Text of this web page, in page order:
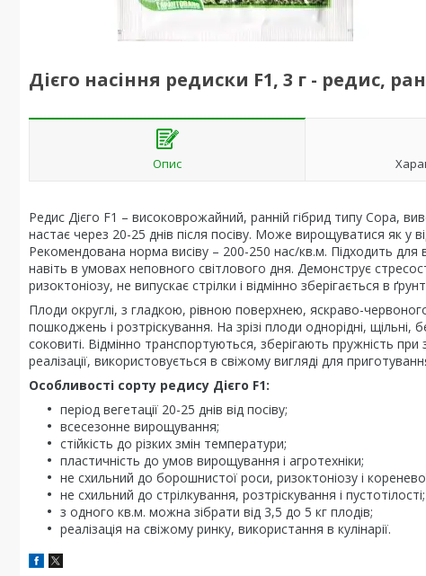
Дієго насіння редиски F1, 3 г - редис,
Опис
Редис Дієго F1 – високоврожайний, ранній гібрид типу Сора,
настає через 20-25 днів після посіву. Може вирощуватися як у
Рекомендована норма висіву – 200-250 нас/кв.м. Підходить
навіть в умовах неповного світлового дня. Демонструє
ризоктоніозу, не випускає стрілки і відмінно зберігається в
Плоди округлі, з гладкою, рівною поверхнею, яскраво-
пошкоджень і розтріскування. На зрізі плоди однорідні,
соковиті. Відмінно транспортуються, зберігають пружність
реалізації, використовується в свіжому вигляді для
Особливості сорту редису Дієго F1:
період вегетації 20-25 днів від посіву;
всесезонне вирощування;
стійкість до різких змін температури;
пластичність до умов вирощування і агротехніки;
не схильний до борошнистої роси, ризоктоніозу і
не схильний до стрілкування, розтріскування і пустотілості;
з одного кв.м. можна зібрати від 3,5 до 5 кг плодів;
реалізація на свіжому ринку, використання в кулінарії.